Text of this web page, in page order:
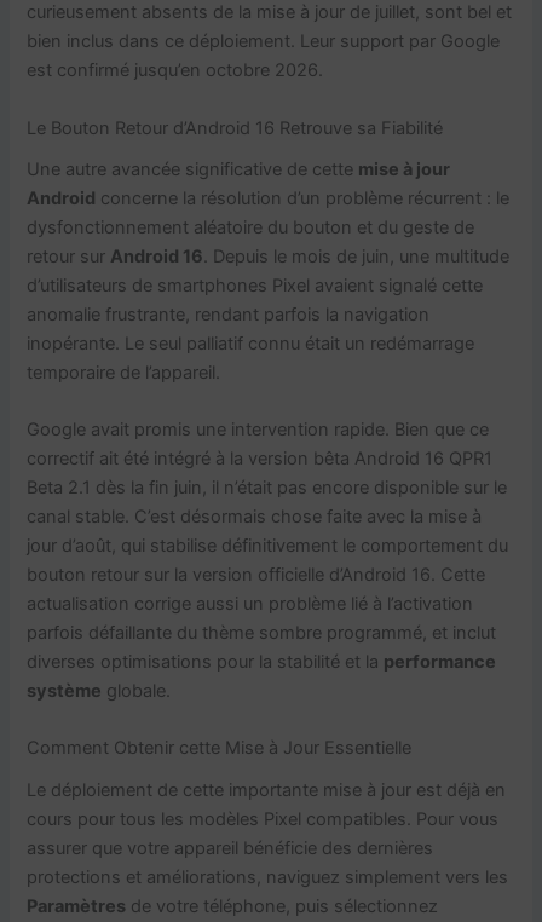
curieusement absents de la mise à jour de juillet, sont bel et
bien inclus dans ce déploiement. Leur support par Google
est confirmé jusqu’en octobre 2026.
Le Bouton Retour d’Android 16 Retrouve sa Fiabilité
Une autre avancée significative de cette mise à jour
Android concerne la résolution d’un problème récurrent : le
dysfonctionnement aléatoire du bouton et du geste de
retour sur Android 16. Depuis le mois de juin, une multitude
d’utilisateurs de smartphones Pixel avaient signalé cette
anomalie frustrante, rendant parfois la navigation
inopérante. Le seul palliatif connu était un redémarrage
temporaire de l’appareil.
Google avait promis une intervention rapide. Bien que ce
correctif ait été intégré à la version bêta Android 16 QPR1
Beta 2.1 dès la fin juin, il n’était pas encore disponible sur le
canal stable. C’est désormais chose faite avec la mise à
jour d’août, qui stabilise définitivement le comportement du
bouton retour sur la version officielle d’Android 16. Cette
actualisation corrige aussi un problème lié à l’activation
parfois défaillante du thème sombre programmé, et inclut
diverses optimisations pour la stabilité et la performance
système globale.
Comment Obtenir cette Mise à Jour Essentielle
Le déploiement de cette importante mise à jour est déjà en
cours pour tous les modèles Pixel compatibles. Pour vous
assurer que votre appareil bénéficie des dernières
protections et améliorations, naviguez simplement vers les
Paramètres de votre téléphone, puis sélectionnez